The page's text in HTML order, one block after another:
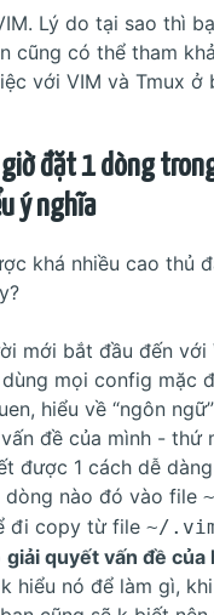
Lý do tại sao thì
cũng có thể tham
với VIM và Tmux ở
đặt 1 dòng
ý nghĩa
khá nhiều cao thủ
mới bắt đầu đến với
mọi config mặc
hiểu về “ngôn
đề của mình - thứ
được 1 cách dễ
dòng nào đó vào file
đi copy từ file ~/
giải quyết vấn đề của
hiểu nó để làm gì,